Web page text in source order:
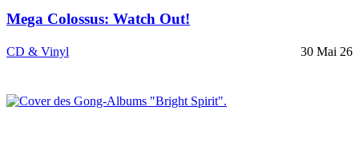
Mega Colossus: Watch Out!
CD & Vinyl 30 Mai 26